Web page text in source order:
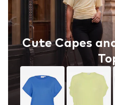
Cute Capes